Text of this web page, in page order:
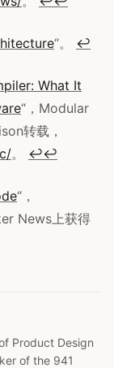
“。 ↩
What It
“，Modular
转载，
。 ↩↩
“，
News上获得
Product Design
of the 941